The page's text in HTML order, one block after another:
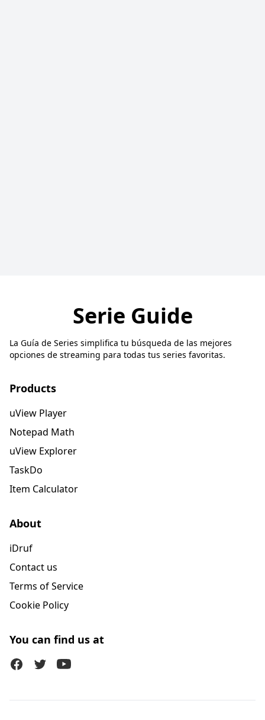
Serie Guide
La Guía de Series simplifica tu búsqueda de las mejores
opciones de streaming para todas tus series favoritas.
Products
uView Player
Notepad Math
uView Explorer
TaskDo
Item Calculator
About
iDruf
Contact us
Terms of Service
Cookie Policy
You can find us at
FacebookTwitter (X)Youtube